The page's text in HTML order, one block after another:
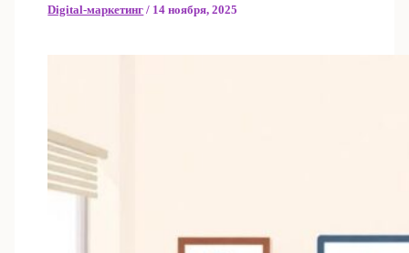
Digital-маркетинг / 14 ноября, 2025